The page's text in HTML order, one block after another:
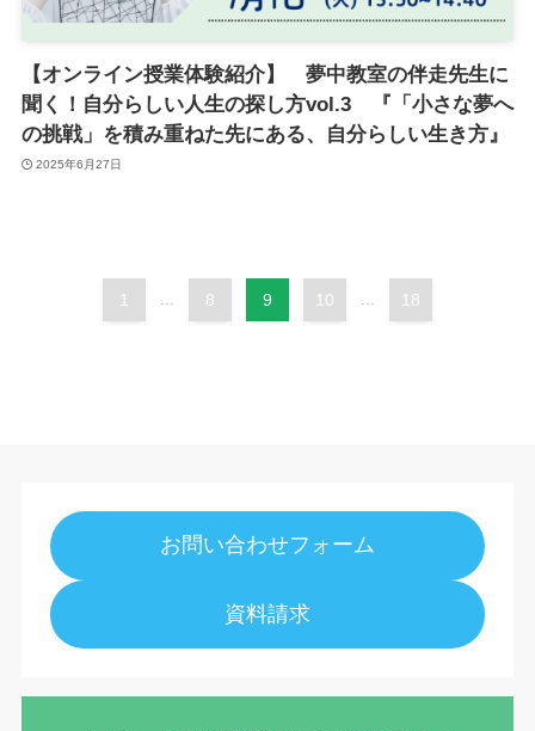
【オンライン授業体験紹介】 夢中教室の伴走先生に
聞く！自分らしい人生の探し方vol.3 『「小さな夢へ
の挑戦」を積み重ねた先にある、自分らしい生き方』
2025年6月27日
1 ... 8 9 10 ... 18
お問い合わせフォーム
資料請求